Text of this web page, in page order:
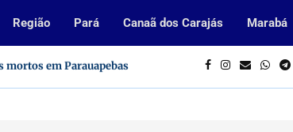
Região Pará Canaã dos Carajás Marabá
processo seletivo da Prefeitura de Parauapebas